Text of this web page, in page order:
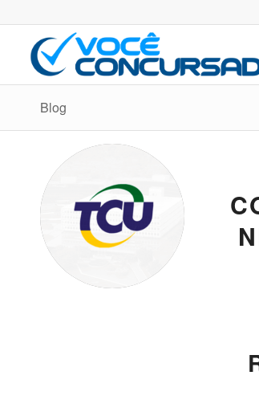
Blog